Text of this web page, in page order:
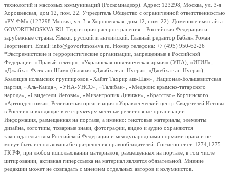
технологий и массовых коммуникаций (Роскомнадзор). Адрес: 123298, Москва, ул. 3-я
Хорошевская, дом 12, пом. 22. Учредитель Общество с ограниченной ответственностью
«РУ ФМ» (123298 Москва, ул. 3-я Хорошевская, дом 12, пом. 22). Доменное имя сайта
GOVORITMOSKVA.RU. Территория распространения – Российская Федерация и
зарубежные страны. Языки: русский и английский. Главный редактор Бабаян Роман
Георгиевич. Email: info@govoritmoskva.ru. Номер телефона: +7 (495) 950-62-26
*Экстремистские и террористические организации, запрещенные в Российской
Федерации: «Правый сектор», «Украинская повстанческая армия» (УПА), «ИГИЛ»,
«Джабхат Фатх аш-Шам» (бывшая «Джабхат ан-Нусра», «Джебхат ан-Нусра»),
Коалиция исламских группировок «Хайят Тахрир аш-Шам», Национал-Большевистская
партия, «Аль-Каида», «УНА-УНСО», «Талибан», «Меджлис крымско-татарского
народа», «Свидетели Иеговы», «Мизантропик Дивижн», «Братство» Корчинского,
«Артподготовка», Религиозная организация «Управленческий центр Свидетелей Иеговы
в России» и входящие в ее структуру местные религиозные организации.
Информация, размещенная на портале, а именно: текстовые материалы, элементы
дизайна, логотипы, товарные знаки, фотографии, видео и аудио охраняются
законодательством Российской Федерации и международными нормами права и не
могут быть использованы без разрешения правообладателей. Согласно ст.ст. 1274,1275
ГК РФ, при любом использовании материалов, размещенных на портале, в том числе
цитировании, активная гиперссылка на материал является обязательной. Мнение
редакции может не совпадать с мнением отдельных авторов и колумнистов.